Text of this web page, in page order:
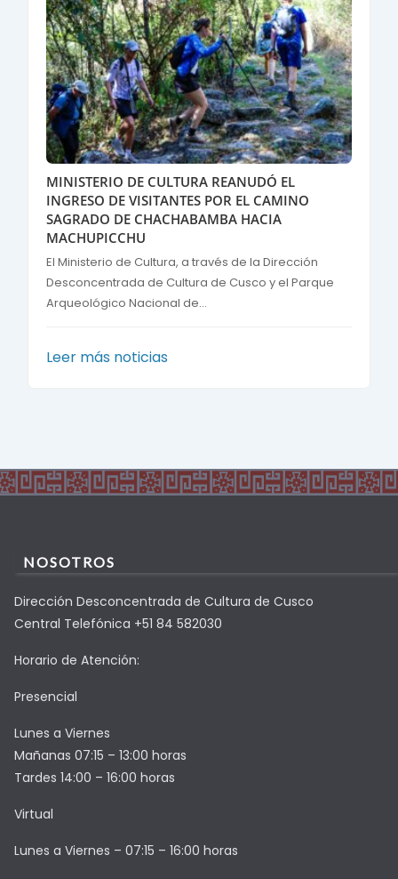
MINISTERIO DE CULTURA REANUDÓ EL
INGRESO DE VISITANTES POR EL CAMINO
SAGRADO DE CHACHABAMBA HACIA
MACHUPICCHU
El Ministerio de Cultura, a través de la Dirección
Desconcentrada de Cultura de Cusco y el Parque
Arqueológico Nacional de...
Leer más noticias
NOSOTROS
Dirección Desconcentrada de Cultura de Cusco
Central Telefónica +51 84 582030
Horario de Atención:
Presencial
Lunes a Viernes
Mañanas 07:15 – 13:00 horas
Tardes 14:00 – 16:00 horas
Virtual
Lunes a Viernes – 07:15 – 16:00 horas